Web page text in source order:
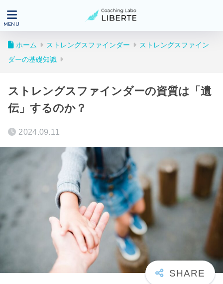
ホーム ストレングスファインダー
ストレングスファイン
ダーの基礎知識
ストレングスファインダーの資質は「遺
伝」するのか？
2024.09.11